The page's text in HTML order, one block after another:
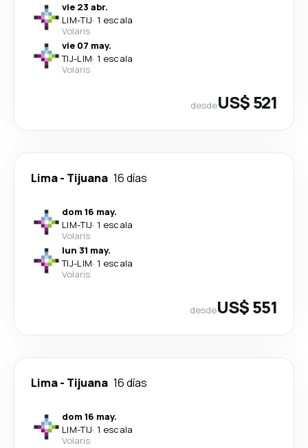
vie 23 abr.
LIM-TIJ· 1 escala
Volaris
vie 07 may.
TIJ-LIM· 1 escala
Volaris
desdeUS$ 521
Lima- Tijuana 16 días
dom 16 may.
LIM-TIJ· 1 escala
Volaris
lun 31 may.
TIJ-LIM· 1 escala
Volaris
desdeUS$ 551
Lima- Tijuana 16 días
dom 16 may.
LIM-TIJ· 1 escala
Volaris